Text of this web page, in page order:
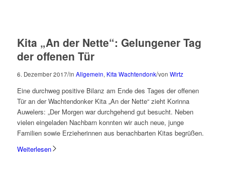
Kita „An der Nette“: Gelungener Tag
der offenen Tür
6. Dezember 2017/in Allgemein, Kita Wachtendonk/von Wirtz
Eine durchweg positive Bilanz am Ende des Tages der offenen
Tür an der Wachtendonker Kita „An der Nette“ zieht Korinna
Auwelers: „Der Morgen war durchgehend gut besucht. Neben
vielen eingeladen Nachbarn konnten wir auch neue, junge
Familien sowie Erzieherinnen aus benachbarten Kitas begrüßen.
Weiterlesen